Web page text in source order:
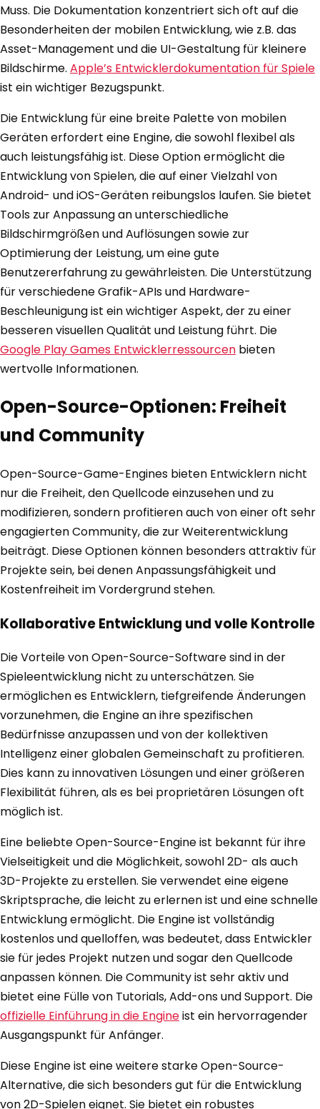
Muss. Die Dokumentation konzentriert sich oft auf die
Besonderheiten der mobilen Entwicklung, wie z.B. das
Asset-Management und die UI-Gestaltung für kleinere
Bildschirme. Apple’s Entwicklerdokumentation für Spiele
ist ein wichtiger Bezugspunkt.
Die Entwicklung für eine breite Palette von mobilen
Geräten erfordert eine Engine, die sowohl flexibel als
auch leistungsfähig ist. Diese Option ermöglicht die
Entwicklung von Spielen, die auf einer Vielzahl von
Android- und iOS-Geräten reibungslos laufen. Sie bietet
Tools zur Anpassung an unterschiedliche
Bildschirmgrößen und Auflösungen sowie zur
Optimierung der Leistung, um eine gute
Benutzererfahrung zu gewährleisten. Die Unterstützung
für verschiedene Grafik-APIs und Hardware-
Beschleunigung ist ein wichtiger Aspekt, der zu einer
besseren visuellen Qualität und Leistung führt. Die
Google Play Games Entwicklerressourcen bieten
wertvolle Informationen.
Open-Source-Optionen: Freiheit
und Community
Open-Source-Game-Engines bieten Entwicklern nicht
nur die Freiheit, den Quellcode einzusehen und zu
modifizieren, sondern profitieren auch von einer oft sehr
engagierten Community, die zur Weiterentwicklung
beiträgt. Diese Optionen können besonders attraktiv für
Projekte sein, bei denen Anpassungsfähigkeit und
Kostenfreiheit im Vordergrund stehen.
Kollaborative Entwicklung und volle Kontrolle
Die Vorteile von Open-Source-Software sind in der
Spieleentwicklung nicht zu unterschätzen. Sie
ermöglichen es Entwicklern, tiefgreifende Änderungen
vorzunehmen, die Engine an ihre spezifischen
Bedürfnisse anzupassen und von der kollektiven
Intelligenz einer globalen Gemeinschaft zu profitieren.
Dies kann zu innovativen Lösungen und einer größeren
Flexibilität führen, als es bei proprietären Lösungen oft
möglich ist.
Eine beliebte Open-Source-Engine ist bekannt für ihre
Vielseitigkeit und die Möglichkeit, sowohl 2D- als auch
3D-Projekte zu erstellen. Sie verwendet eine eigene
Skriptsprache, die leicht zu erlernen ist und eine schnelle
Entwicklung ermöglicht. Die Engine ist vollständig
kostenlos und quelloffen, was bedeutet, dass Entwickler
sie für jedes Projekt nutzen und sogar den Quellcode
anpassen können. Die Community ist sehr aktiv und
bietet eine Fülle von Tutorials, Add-ons und Support. Die
offizielle Einführung in die Engineist ein hervorragender
Ausgangspunkt für Anfänger.
Diese Engine ist eine weitere starke Open-Source-
Alternative, die sich besonders gut für die Entwicklung
von 2D-Spielen eignet. Sie bietet ein robustes